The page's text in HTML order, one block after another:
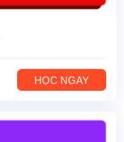
HỌC NGAY